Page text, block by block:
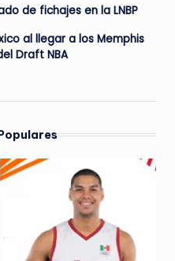
de fichajes en la LNBP
al llegar a los Memphis
Draft NBA